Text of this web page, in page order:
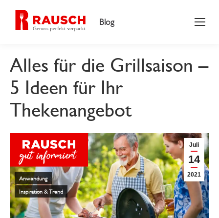
Blog
Alles für die Grillsaison –
5 Ideen für Ihr
Thekenangebot
Juli
14
2021
Anwendung
Inspiration & Trend